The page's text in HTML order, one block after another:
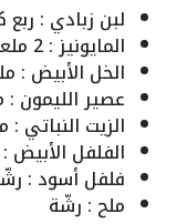
لبن زبادي :
المايونيز : 2 ملعقة كبيرة
الخل الأبيض :
عصير الليمون
الزيت النباتي
الفلفل الأبيض
فلفل أسود :
ملح : رشّة